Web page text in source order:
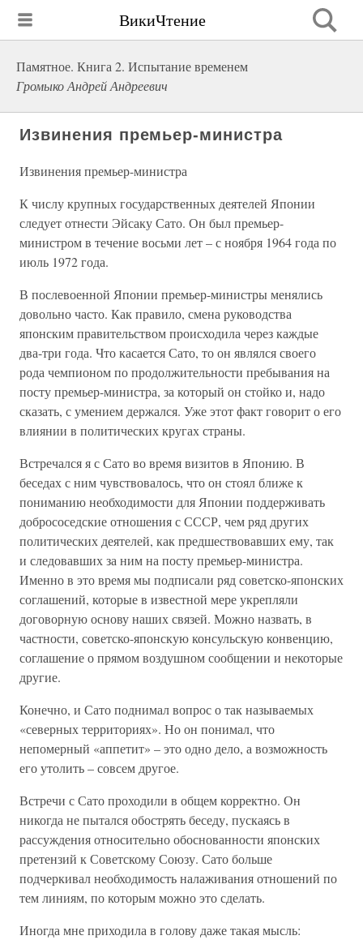
ВикиЧтение
Памятное. Книга 2. Испытание временем
Громыко Андрей Андреевич
Извинения премьер-министра
Извинения премьер-министра
К числу крупных государственных деятелей Японии
следует отнести Эйсаку Сато. Он был премьер-
министром в течение восьми лет – с ноября 1964 года по
июль 1972 года.
В послевоенной Японии премьер-министры менялись
довольно часто. Как правило, смена руководства
японским правительством происходила через каждые
два-три года. Что касается Сато, то он являлся своего
рода чемпионом по продолжительности пребывания на
посту премьер-министра, за который он стойко и, надо
сказать, с умением держался. Уже этот факт говорит о его
влиянии в политических кругах страны.
Встречался я с Сато во время визитов в Японию. В
беседах с ним чувствовалось, что он стоял ближе к
пониманию необходимости для Японии поддерживать
добрососедские отношения с СССР, чем ряд других
политических деятелей, как предшествовавших ему, так
и следовавших за ним на посту премьер-министра.
Именно в это время мы подписали ряд советско-японских
соглашений, которые в известной мере укрепляли
договорную основу наших связей. Можно назвать, в
частности, советско-японскую консульскую конвенцию,
соглашение о прямом воздушном сообщении и некоторые
другие.
Конечно, и Сато поднимал вопрос о так называемых
«северных территориях». Но он понимал, что
непомерный «аппетит» – это одно дело, а возможность
его утолить – совсем другое.
Встречи с Сато проходили в общем корректно. Он
никогда не пытался обострять беседу, пускаясь в
рассуждения относительно обоснованности японских
претензий к Советскому Союзу. Сато больше
подчеркивал необходимость налаживания отношений по
тем линиям, по которым можно это сделать.
Иногда мне приходила в голову даже такая мысль: